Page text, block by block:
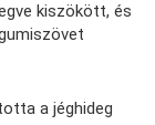
kiszökött, és
a jéghideg